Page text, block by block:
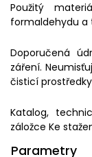
Použitý
formaldehydu a
Doporučená
záření.
čisticí
Katalog,
záložce Ke
Parametry